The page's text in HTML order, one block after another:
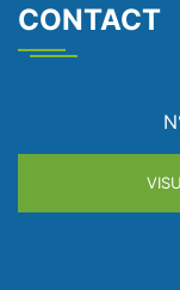
CONTACT